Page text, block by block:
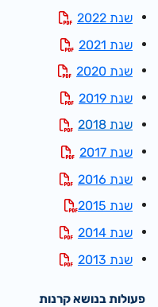
שנת 2022
שנת 2021
שנת 2020
שנת 2019
שנת 2018
שנת 2017
שנת 2016
שנת 2015
שנת 2014
שנת 2013
פעולות בנושא קרנות